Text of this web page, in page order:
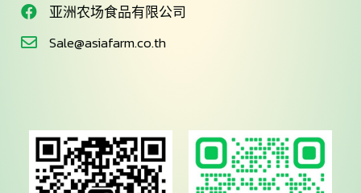
亚洲农场食品有限公司
Sale@asiafarm.co.th